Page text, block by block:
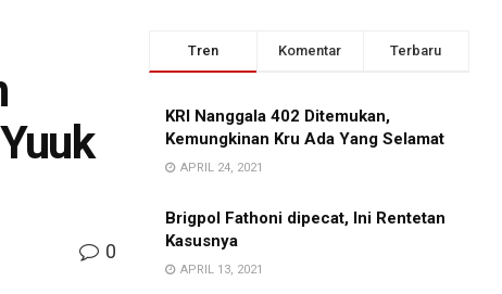
0
Tren Komentar Terbaru
KRI Nanggala 402 Ditemukan,
Kemungkinan Kru Ada Yang Selamat
APRIL 24, 2021
Brigpol Fathoni dipecat, Ini Rentetan
Kasusnya
APRIL 13, 2021